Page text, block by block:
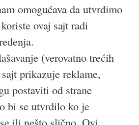
omogućava da utvrdimo
ovaj sajt radi
(verovatno trećih
prikazuje reklame,
postaviti od strane
bi se utvrdilo ko je
ili nešto slično. Ovi